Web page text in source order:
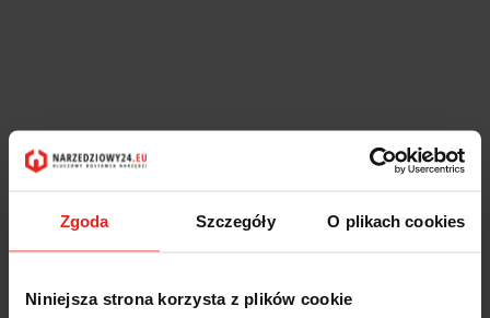
Zgoda Szczegóły O plikach cookies
Niniejsza strona korzysta z plików cookie